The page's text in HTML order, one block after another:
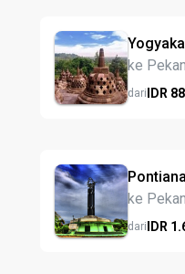
ke
dariIDR
ke
dariIDR